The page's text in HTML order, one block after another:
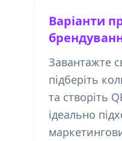
Варіанти
Завантажте
підберіть
та створіть
ідеально